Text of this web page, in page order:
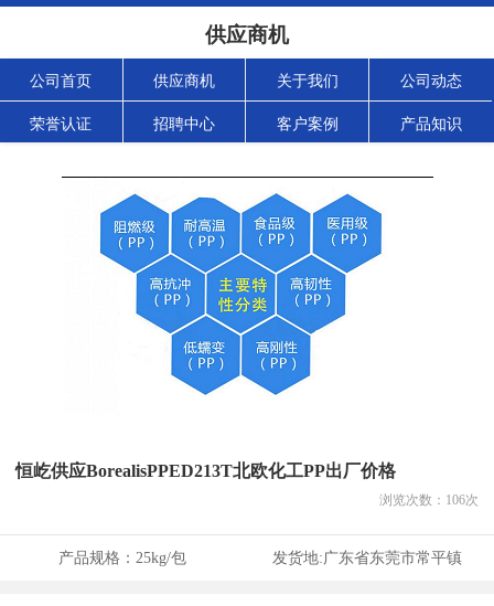
供应商机
公司首页 供应商机 关于我们 公司动态
荣誉认证 招聘中心 客户案例 产品知识
恒屹供应BorealisPPED213T北欧化工PP出厂价格
浏览次数： 106次
产品规格： 25kg/包 发货地:广东省东莞市常平镇